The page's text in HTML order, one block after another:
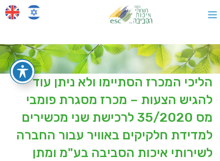
הליכי המכרז הסתיימו ולא ניתן עוד
להגיש הצעות – מכרז מסגרת פומבי
מס 35/2020 לרכישת שני מכשירים
למדידת חלקיקים באוויר עבור החברה
לשירותי איכות הסביבה בע"מ ומתן